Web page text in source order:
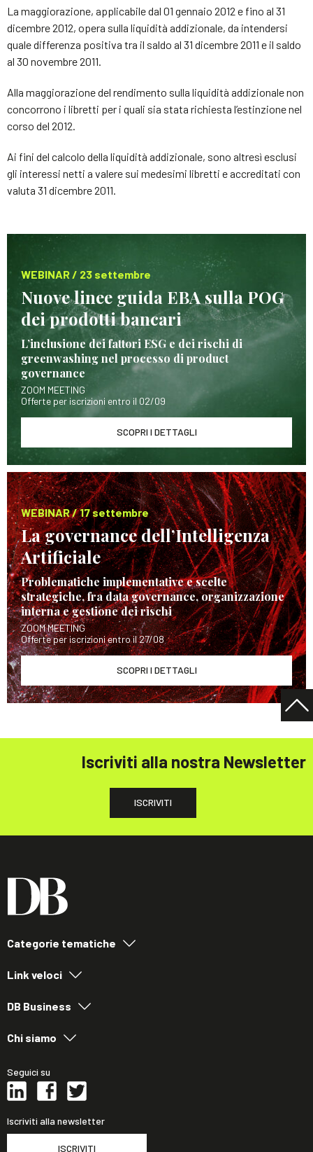
La maggiorazione, applicabile dal 01 gennaio 2012 e fino al 31
dicembre 2012, opera sulla liquidità addizionale, da intendersi
quale differenza positiva tra il saldo al 31 dicembre 2011 e il saldo
al 30 novembre 2011.
Alla maggiorazione del rendimento sulla liquidità addizionale non
concorrono i libretti per i quali sia stata richiesta l’estinzione nel
corso del 2012.
Ai fini del calcolo della liquidità addizionale, sono altresì esclusi
gli interessi netti a valere sui medesimi libretti e accreditati con
valuta 31 dicembre 2011.
WEBINAR / 23 settembre
Nuove linee guida EBA sulla POG
dei prodotti bancari
L’inclusione dei fattori ESG e dei rischi di
greenwashing nel processo di product
governance
ZOOM MEETING
Offerte per iscrizioni entro il 02/09
SCOPRI I DETTAGLI
WEBINAR / 17 settembre
La governance dell’Intelligenza
Artificiale
Problematiche implementative e scelte
strategiche, fra data governance, organizzazione
interna e gestione dei rischi
ZOOM MEETING
Offerte per iscrizioni entro il 27/08
SCOPRI I DETTAGLI
Iscriviti alla nostra Newsletter
ISCRIVITI
Categorie tematiche
Link veloci
DB Business
Chi siamo
Seguici su
Iscriviti alla newsletter
ISCRIVITI